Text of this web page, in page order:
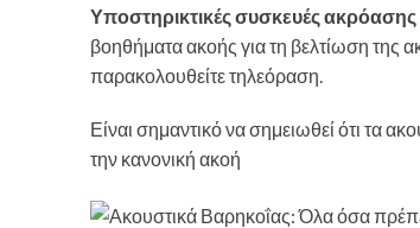
Υποστηρικτικές συσκευές ακρόασης
βοηθήματα ακοής για τη βελτίωση της
παρακολουθείτε τηλεόραση.
Είναι σημαντικό να σημειωθεί ότι τα
την κανονική ακοή